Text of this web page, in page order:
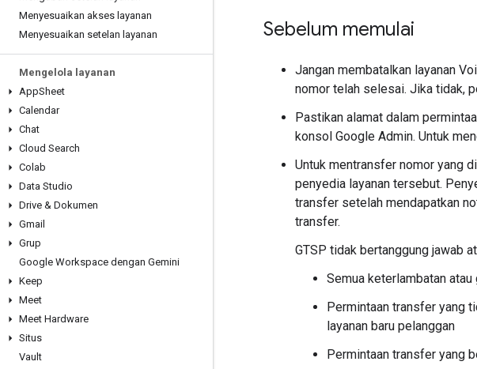
Menyesuaikan akses layanan
Menyesuaikan setelan layanan
Mengelola layanan
AppSheet
Calendar
Chat
Cloud Search
Colab
Data Studio
Drive & Dokumen
Gmail
Grup
Google Workspace dengan Gemini
Keep
Meet
Meet Hardware
Situs
Vault
Sebelum memulai
Jangan membatalkan layanan
nomor telah selesai. Jika tidak,
Pastikan alamat dalam
konsol Google Admin. Untuk
Untuk mentransfer nomor yang
penyedia layanan tersebut.
transfer setelah mendapatkan
transfer.
GTSP tidak bertanggung jawab
Semua keterlambatan
Permintaan transfer yang
layanan baru pelanggan
Permintaan transfer yang